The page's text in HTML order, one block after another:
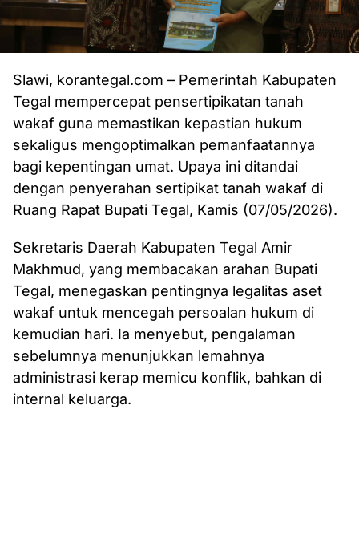
Slawi, korantegal.com – Pemerintah Kabupaten
Tegal mempercepat pensertipikatan tanah
wakaf guna memastikan kepastian hukum
sekaligus mengoptimalkan pemanfaatannya
bagi kepentingan umat. Upaya ini ditandai
dengan penyerahan sertipikat tanah wakaf di
Ruang Rapat Bupati Tegal, Kamis (07/05/2026).
Sekretaris Daerah Kabupaten Tegal Amir
Makhmud, yang membacakan arahan Bupati
Tegal, menegaskan pentingnya legalitas aset
wakaf untuk mencegah persoalan hukum di
kemudian hari. Ia menyebut, pengalaman
sebelumnya menunjukkan lemahnya
administrasi kerap memicu konflik, bahkan di
internal keluarga.